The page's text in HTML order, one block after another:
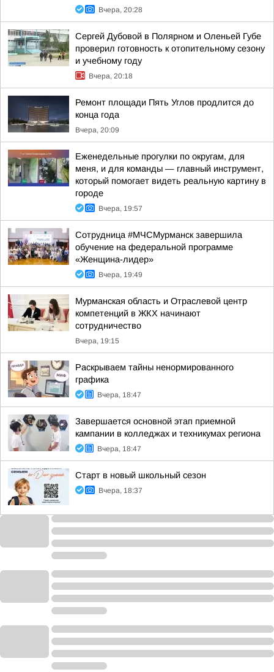
Вчера, 20:28
Сергей Дубовой в Полярном и Оленьей Губе
проверил готовность к отопительному сезону
и учебному году
Вчера, 20:18
Ремонт площади Пять Углов продлится до
конца года
Вчера, 20:09
Еженедельные прогулки по округам, для
меня, и для команды — главный инструмент,
который помогает видеть реальную картину в
городе
Вчера, 19:57
Сотрудница #МЧСМурманск завершила
обучение на федеральной программе
«Женщина-лидер»
Вчера, 19:49
Мурманская область и Отраслевой центр
компетенций в ЖКХ начинают
сотрудничество
Вчера, 19:15
Раскрываем тайны ненормированного
графика
Вчера, 18:47
Завершается основной этап приемной
кампании в колледжах и техникумах региона
Вчера, 18:47
Старт в новый школьный сезон
Вчера, 18:37